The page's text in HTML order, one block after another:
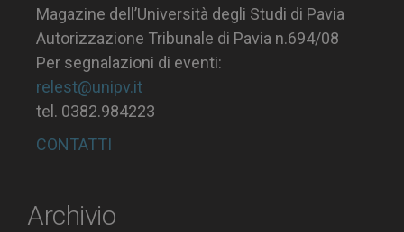
Magazine dell’Università degli Studi di Pavia
Autorizzazione Tribunale di Pavia n.694/08
Per segnalazioni di eventi:
relest@unipv.it
tel. 0382.984223
CONTATTI
Archivio